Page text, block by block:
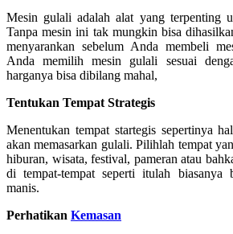
Mesin gulali adalah alat yang terpenting
Tanpa mesin ini tak mungkin bisa
menyarankan sebelum Anda membeli
Anda memilih mesin gulali sesuai
harganya bisa dibilang mahal,
Tentukan Tempat Strategis
Menentukan tempat startegis sepertinya
akan memasarkan gulali. Pilihlah tempat
hiburan, wisata, festival, pameran atau
di tempat-tempat seperti itulah
manis.
Perhatikan Kemasan